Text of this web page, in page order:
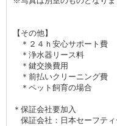
【その他】
＊２４ｈ安心サポート
＊浄水器リース料
＊鍵交換費用 １６
＊前払いクリーニング費
＊ペット飼育の場合
＊保証会社要加入
保証会社：日本セーフティ